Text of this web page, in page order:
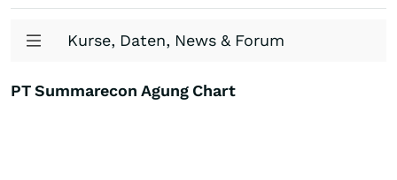
Kurse, Daten, News & Forum
PT Summarecon Agung Chart